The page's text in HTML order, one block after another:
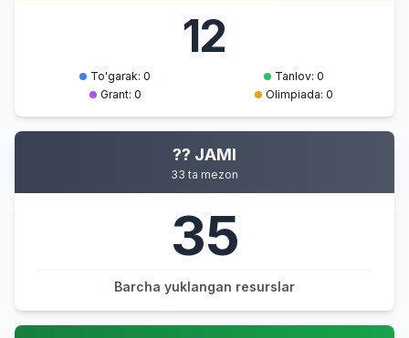
12
To'garak: 0
Tanlov: 0
Grant: 0
Olimpiada: 0
?? JAMI
33 ta mezon
35
Barcha yuklangan resurslar